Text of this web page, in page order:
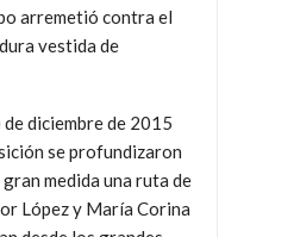
arremetió contra el
vestida de
diciembre de 2015
se profundizaron
medida una ruta de
López y María Corina